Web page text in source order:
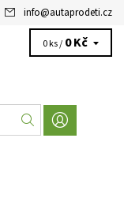
info@autaprodeti.cz
0 ks / 0 Kč